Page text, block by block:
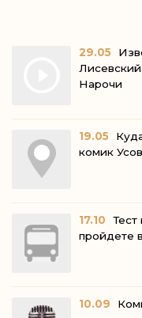
29.05
Лисевский
19.05
комик
17.10
Тест
10.09